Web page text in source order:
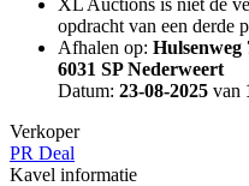
opdracht van een derde
Afhalen op: Hulsenweg
6031 SP Nederweert
Datum: 23-08-2025 van
Verkoper
PR Deal
Kavel informatie